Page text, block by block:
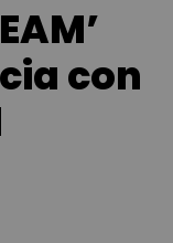
con